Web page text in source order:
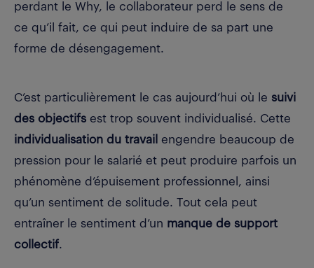
perdant le Why, le collaborateur perd le sens de
ce qu’il fait, ce qui peut induire de sa part une
forme de désengagement.
C’est particulièrement le cas aujourd’hui où le suivi
des objectifs est trop souvent individualisé. Cette
individualisation du travail engendre beaucoup de
pression pour le salarié et peut produire parfois un
phénomène d’épuisement professionnel, ainsi
qu’un sentiment de solitude. Tout cela peut
entraîner le sentiment d’un manque de support
collectif.